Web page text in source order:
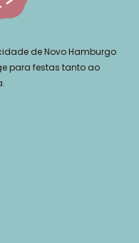
de Novo Hamburgo
para festas tanto ao